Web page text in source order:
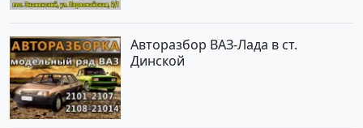
Авторазбор ВАЗ-Лада в ст.
Динской